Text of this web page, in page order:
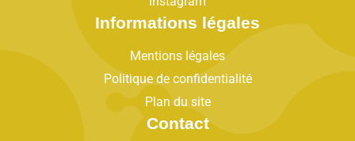
Informations légales
Mentions légales
Politique de confidentialité
Plan du site
Contact